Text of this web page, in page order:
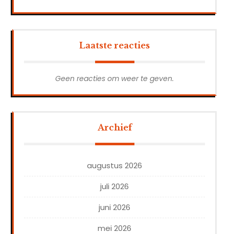
Laatste reacties
Geen reacties om weer te geven.
Archief
augustus 2026
juli 2026
juni 2026
mei 2026